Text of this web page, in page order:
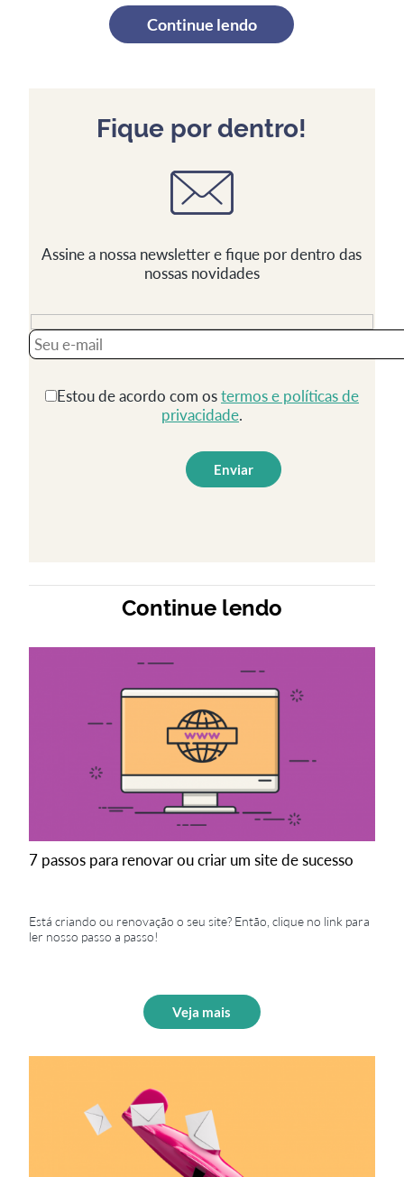
Continue lendo
Fique por dentro!
Assine a nossa newsletter e fique por dentro das
nossas novidades
Estou de acordo com ostermos e políticas de
privacidade.
Continue lendo
7 passos para renovar ou criar um site de sucesso
Está criando ou renovação o seu site? Então, clique no link para
ler nosso passo a passo!
Veja mais